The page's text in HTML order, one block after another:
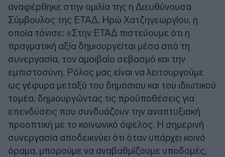
αναφέρθηκε στην ομιλία της η Διευθύνουσα
Σύμβουλος της ΕΤΑΔ, Ηρώ Χατζηγεωργίου, η
οποία τόνισε: «Στην ΕΤΑΔ πιστεύουμε ότι η
πραγματική αξία δημιουργείται μέσα από τη
συνεργασία, τον αμοιβαίο σεβασμό και την
εμπιστοσύνη. Ρόλος μας είναι να λειτουργούμε
ως γέφυρα μεταξύ του δημόσιου και του ιδιωτικού
τομέα, δημιουργώντας τις προϋποθέσεις για
επενδύσεις που συνδυάζουν την αναπτυξιακή
προοπτική με το κοινωνικό όφελος. Η σημερινή
συνεργασία αποδεικνύει ότι όταν υπάρχει κοινό
όραμα, μπορούμε να αναβαθμίζουμε υποδομές,